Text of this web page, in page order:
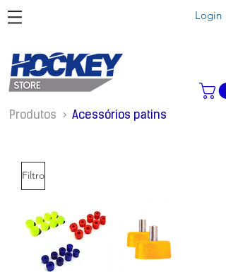
Login
Produtos > Acessórios patins
Filtro